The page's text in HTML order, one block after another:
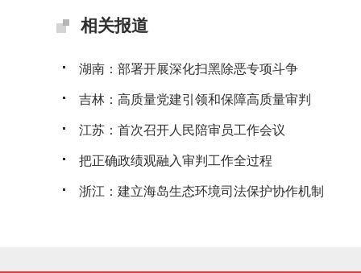
相关报道
湖南：部署开展深化扫黑除恶专项斗争
吉林：高质量党建引领和保障高质量审判
江苏：首次召开人民陪审员工作会议
把正确政绩观融入审判工作全过程
浙江：建立海岛生态环境司法保护协作机制